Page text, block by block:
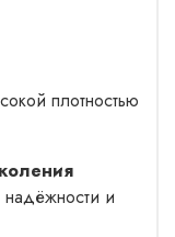
плотностью
и